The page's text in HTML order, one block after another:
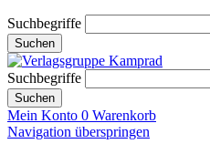
Suchbegriffe
Suchen
Suchbegriffe
Suchen
Mein Konto 0 Warenkorb
Navigation überspringen